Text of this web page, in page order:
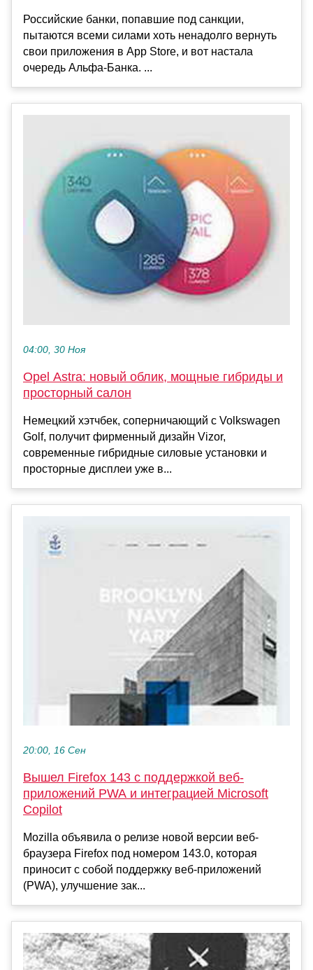
Российские банки, попавшие под санкции,
пытаются всеми силами хоть ненадолго вернуть
свои приложения в App Store, и вот настала
очередь Альфа-Банка. ...
04:00, 30 Ноя
Opel Astra: новый облик, мощные гибриды и
просторный салон
Немецкий хэтчбек, соперничающий с Volkswagen
Golf, получит фирменный дизайн Vizor,
современные гибридные силовые установки и
просторные дисплеи уже в...
20:00, 16 Сен
Вышел Firefox 143 с поддержкой веб-
приложений PWA и интеграцией Microsoft
Copilot
Mozilla объявила о релизе новой версии веб-
браузера Firefox под номером 143.0, которая
приносит с собой поддержку веб-приложений
(PWA), улучшение зак...